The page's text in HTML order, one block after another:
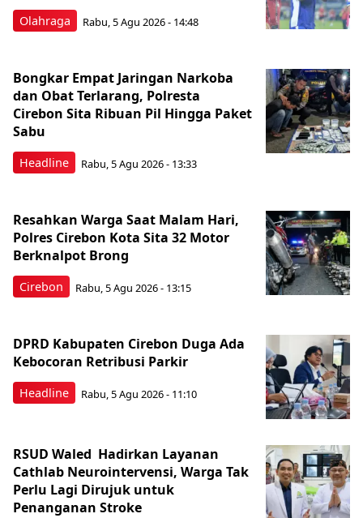
Olahraga Rabu, 5 Agu 2026 - 14:48
Headline
Bongkar Empat Jaringan Narkoba
dan Obat Terlarang, Polresta
Cirebon Sita Ribuan Pil Hingga Paket
Sabu
Rabu, 5 Agu 2026 - 13:33
Cirebon
Resahkan Warga Saat Malam Hari,
Polres Cirebon Kota Sita 32 Motor
Berknalpot Brong
Rabu, 5 Agu 2026 - 13:15
Headline
DPRD Kabupaten Cirebon Duga Ada
Kebocoran Retribusi Parkir
Rabu, 5 Agu 2026 - 11:10
RSUD Waled Hadirkan Layanan
Cathlab Neurointervensi, Warga Tak
Perlu Lagi Dirujuk untuk
Penanganan Stroke